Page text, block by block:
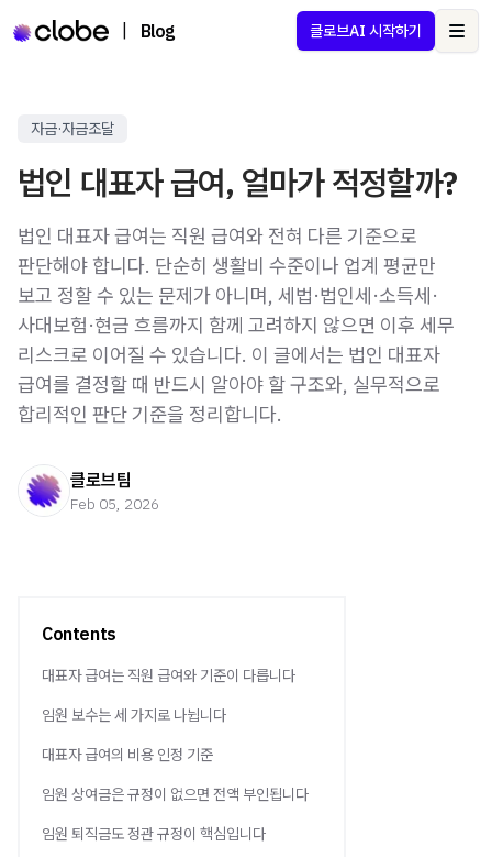
Blog 클로브AI 시작하기
자금·자금조달
법인 대표자 급여, 얼마가 적정할까?
법인 대표자 급여는 직원 급여와 전혀 다른 기준으로
판단해야 합니다. 단순히 생활비 수준이나 업계 평균만
보고 정할 수 있는 문제가 아니며, 세법·법인세·소득세·
사대보험·현금 흐름까지 함께 고려하지 않으면 이후 세무
리스크로 이어질 수 있습니다. 이 글에서는 법인 대표자
급여를 결정할 때 반드시 알아야 할 구조와, 실무적으로
합리적인 판단 기준을 정리합니다.
클로브팀
Feb 05, 2026
Contents
대표자 급여는 직원 급여와 기준이 다릅니다
임원 보수는 세 가지로 나뉩니다
대표자 급여의 비용 인정 기준
임원 상여금은 규정이 없으면 전액 부인됩니다
임원 퇴직금도 정관 규정이 핵심입니다